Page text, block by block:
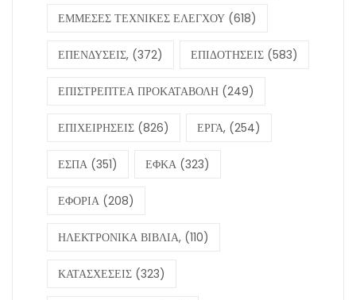
ΕΜΜΕΣΕΣ ΤΕΧΝΙΚΕΣ ΕΛΕΓΧΟΥ (618)
ΕΠΕΝΔΥΣΕΙΣ, (372) ΕΠΙΔΟΤΗΣΕΙΣ (583)
ΕΠΙΣΤΡΕΠΤΕΑ ΠΡΟΚΑΤΑΒΟΛΗ (249)
ΕΠΙΧΕΙΡΗΣΕΙΣ (826) ΕΡΓΑ, (254)
ΕΣΠΑ (351) ΕΦΚΑ (323)
ΕΦΟΡΙΑ (208)
ΗΛΕΚΤΡΟΝΙΚΑ ΒΙΒΛΙΑ, (110)
ΚΑΤΑΣΧΕΣΕΙΣ (323)